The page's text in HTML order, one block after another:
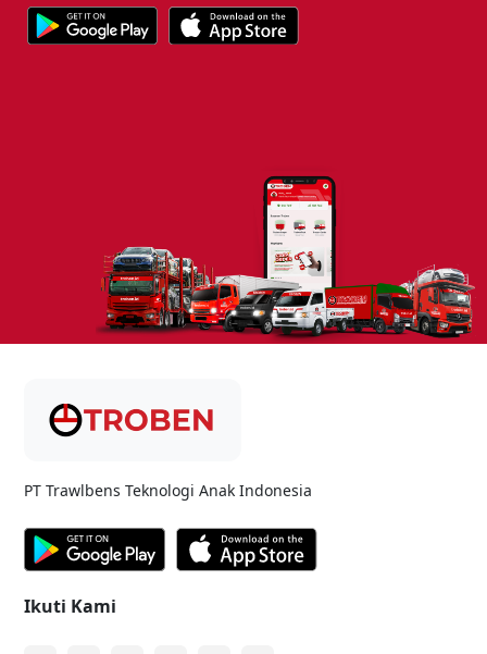
PT Trawlbens Teknologi Anak Indonesia
Ikuti Kami